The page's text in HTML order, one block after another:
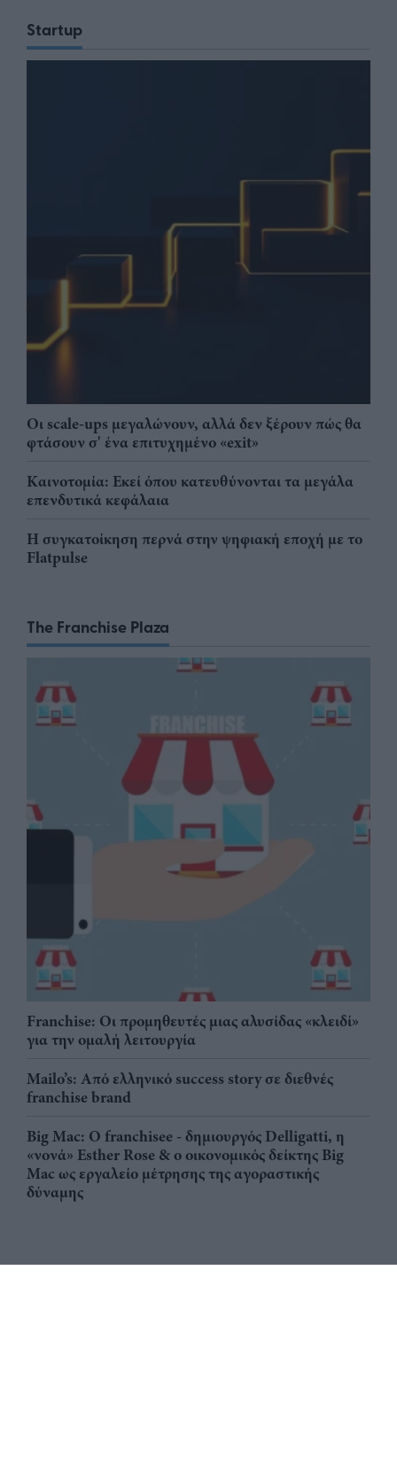
Startup
Οι scale-ups μεγαλώνουν, αλλά δεν ξέρουν πώς θα
φτάσουν σ' ένα επιτυχημένο «exit»
Καινοτομία: Εκεί όπου κατευθύνονται τα μεγάλα
επενδυτικά κεφάλαια
Η συγκατοίκηση περνά στην ψηφιακή εποχή με το
Flatpulse
The Franchise Plaza
Franchise: Οι προμηθευτές μιας αλυσίδας «κλειδί»
για την ομαλή λειτουργία
Mailo’s: Από ελληνικό success story σε διεθνές
franchise brand
Big Mac: Ο franchisee - δημιουργός Delligatti, η
«νονά» Esther Rose & ο οικονομικός δείκτης Big
Mac ως εργαλείο μέτρησης της αγοραστικής
δύναμης